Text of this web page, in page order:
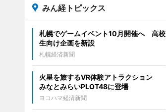
みん経トピックス
札幌でゲームイベント10月開催へ 高校
生向け企画を新設
札幌経済新聞
火星を旅するVR体験アトラクション
みなとみらいPLOT48に登場
ヨコハマ経済新聞